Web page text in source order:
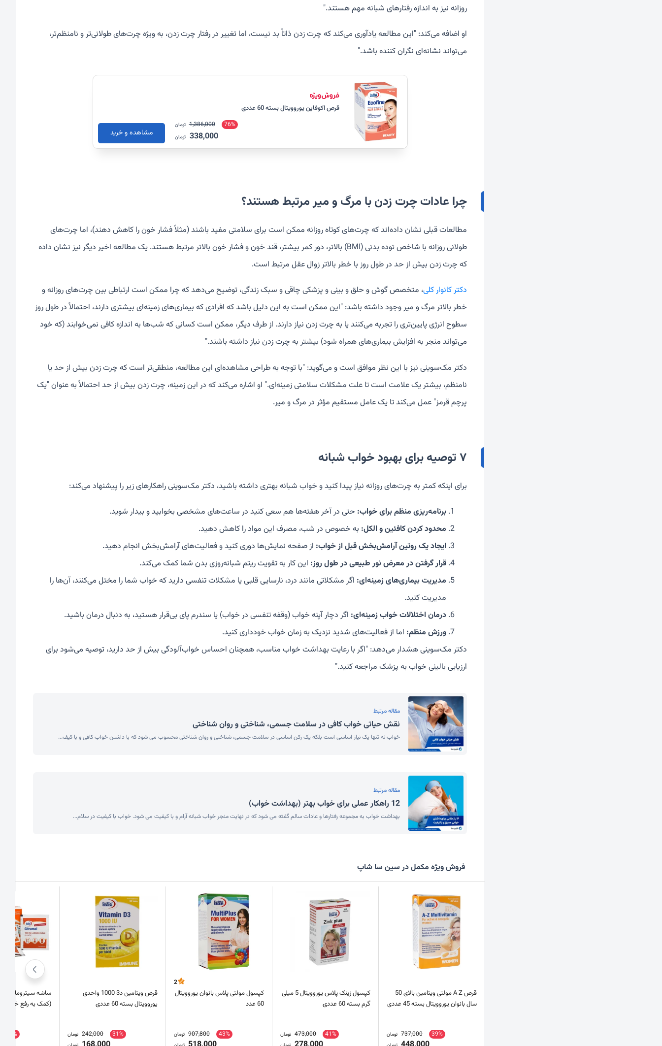
روزانه نیز به اندازه رفتارهای شبانه مهم هستند."
او اضافه می‌کند: "این مطالعه یادآوری می‌کند که چرت زدن ذاتاً بد نیست، اما تغییر در رفتار چرت زدن، به ویژه چرت‌های طولانی‌تر و نامنظم‌تر،
می‌تواند نشانه‌ای نگران کننده باشد."
قرص اکوفاین یوروویتال بسته 60 عددی
76%
1,386,000 تومان
338,000 تومان مشاهده و خرید
چرا عادات چرت زدن با مرگ و میر مرتبط هستند؟
مطالعات قبلی نشان داده‌اند که چرت‌های کوتاه روزانه ممکن است برای سلامتی مفید باشند (مثلاً فشار خون را کاهش دهند)، اما چرت‌های
طولانی روزانه با شاخص توده بدنی (BMI) بالاتر، دور کمر بیشتر، قند خون و فشار خون بالاتر مرتبط هستند. یک مطالعه اخیر دیگر نیز نشان داده
که چرت زدن بیش از حد در طول روز با خطر بالاتر زوال عقل مرتبط است.
دکتر کانوار کلی، متخصص گوش و حلق و بینی و پزشکی چاقی و سبک زندگی، توضیح می‌دهد که چرا ممکن است ارتباطی بین چرت‌های روزانه و
خطر بالاتر مرگ و میر وجود داشته باشد: "این ممکن است به این دلیل باشد که افرادی که بیماری‌های زمینه‌ای بیشتری دارند، احتمالاً در طول روز
سطوح انرژی پایین‌تری را تجربه می‌کنند یا به چرت زدن نیاز دارند. از طرف دیگر، ممکن است کسانی که شب‌ها به اندازه کافی نمی‌خوابند (که خود
می‌تواند منجر به افزایش بیماری‌های همراه شود) بیشتر به چرت زدن نیاز داشته باشند."
دکتر مک‌سوینی نیز با این نظر موافق است و می‌گوید: "با توجه به طراحی مشاهده‌ای این مطالعه، منطقی‌تر است که چرت زدن بیش از حد یا
نامنظم، بیشتر یک علامت است تا علت مشکلات سلامتی زمینه‌ای." او اشاره می‌کند که در این زمینه، چرت زدن بیش از حد احتمالاً به عنوان "یک
پرچم قرمز" عمل می‌کند تا یک عامل مستقیم مؤثر در مرگ و میر.
۷ توصیه برای بهبود خواب شبانه
برای اینکه کمتر به چرت‌های روزانه نیاز پیدا کنید و خواب شبانه بهتری داشته باشید، دکتر مک‌سوینی راهکارهای زیر را پیشنهاد می‌کند:
برنامه‌ریزی منظم برای خواب: حتی در آخر هفته‌ها هم سعی کنید در ساعت‌های مشخصی بخوابید و بیدار شوید.
محدود کردن کافئین و الکل: به خصوص در شب، مصرف این مواد را کاهش دهید.
ایجاد یک روتین آرامش‌بخش قبل از خواب: از صفحه نمایش‌ها دوری کنید و فعالیت‌های آرامش‌بخش انجام دهید.
قرار گرفتن در معرض نور طبیعی در طول روز: این کار به تقویت ریتم شبانه‌روزی بدن شما کمک می‌کند.
مدیریت بیماری‌های زمینه‌ای: اگر مشکلاتی مانند درد، نارسایی قلبی یا مشکلات تنفسی دارید که خواب شما را مختل می‌کنند، آن‌ها را
مدیریت کنید.
درمان اختلالات خواب زمینه‌ای: اگر دچار آپنه خواب (وقفه تنفسی در خواب) یا سندرم پای بی‌قرار هستید، به دنبال درمان باشید.
ورزش منظم: اما از فعالیت‌های شدید نزدیک به زمان خواب خودداری کنید.
دکتر مک‌سوینی هشدار می‌دهد: "اگر با رعایت بهداشت خواب مناسب، همچنان احساس خواب‌آلودگی بیش از حد دارید، توصیه می‌شود برای
ارزیابی بالینی خواب به پزشک مراجعه کنید."
مقاله مرتبط
نقش حیاتی خواب کافی در سلامت جسمی، شناختی و روان شناختی
خواب نه تنها یک نیاز اساسی است بلکه یک رکن اساسی در سلامت جسمی، شناختی و روان شناختی محسوب می شود که با داشتن خواب کافی و با کیف...
مقاله مرتبط
12 راهکار عملی برای خواب بهتر (بهداشت خواب)
بهداشت خواب به مجموعه رفتارها و عادات سالم گفته می شود که در نهایت منجر خواب شبانه آرام و با کیفیت می شود. خواب با کیفیت در سلام...
فروش ویژه مکمل در سین سا شاپ
قرص A Z مولتی ویتامین بالای 50
سال بانوان یوروویتال بسته 45 عددی
39%
737,000 تومان
کپسول زینک پلاس یوروویتال 5 میلی
گرم بسته 60 عددی
41%
473,000 تومان
2
کپسول مولتی پلاس بانوان یوروویتال
60 عدد
43%
907,800 تومان
قرص ویتامین د3 1000 واحدی
یوروویتال بسته 60 عددی
31%
242,000 تومان
(کمک به رفع
35%